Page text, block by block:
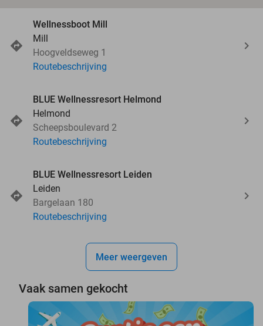
Wellnessboot Mill
Mill
Hoogveldseweg 1
Routebeschrijving
BLUE Wellnessresort Helmond
Helmond
Scheepsboulevard 2
Routebeschrijving
BLUE Wellnessresort Leiden
Leiden
Bargelaan 180
Routebeschrijving
Meer weergeven
Vaak samen gekocht